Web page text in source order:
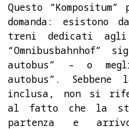
Questo
domanda: esistono
treni dedicati
“Omnibusbahnhof”
autobus” – o
autobus”.
inclusa, non si
al fatto che la
partenza e